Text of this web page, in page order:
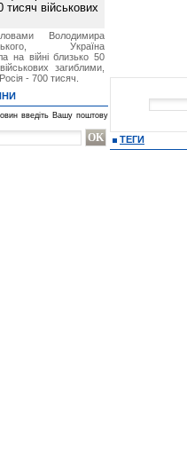
ТЕГИ
тисяч військових
Володимира
Україна
на війні близько 50
загиблими,
- 700 тисяч.
введіть Вашу поштову